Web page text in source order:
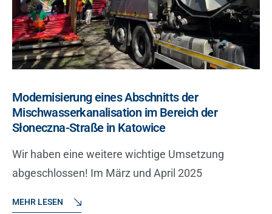
Modernisierung eines Abschnitts der
Mischwasserkanalisation im Bereich der
Słoneczna-Straße in Katowice
Wir haben eine weitere wichtige Umsetzung
abgeschlossen! Im März und April 2025
MEHR LESEN